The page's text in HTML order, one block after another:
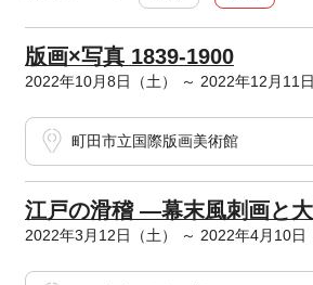
版画×写真 1839-1900
2022年10月8日（土） ～ 2022年12月11日
町田市立国際版画美術館
江戸の滑稽 ―幕末風刺画と
2022年3月12日（土） ～ 2022年4月10日